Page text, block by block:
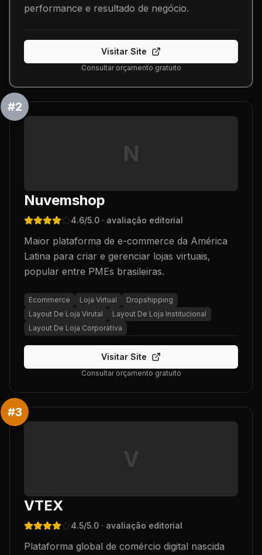
performance e resultado de negócio.
Visitar Site
Consultar orçamento gratuito
#2
N
Nuvemshop
4.6/5.0 · avaliação editorial
Maior plataforma de e-commerce da América
Latina para criar e gerenciar lojas virtuais,
popular entre PMEs brasileiras.
Ecommerce Loja Virtual
Dropshipping
Layout De Loja Virutal
Layout De Loja Institucional
Layout De Loja Corporativa
Visitar Site
Consultar orçamento gratuito
#3
V
VTEX
4.5/5.0 · avaliação editorial
Plataforma global de comércio digital nascida